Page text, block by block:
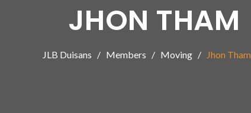
JHON THAM
JLB Duisans Members Moving Jhon Tham